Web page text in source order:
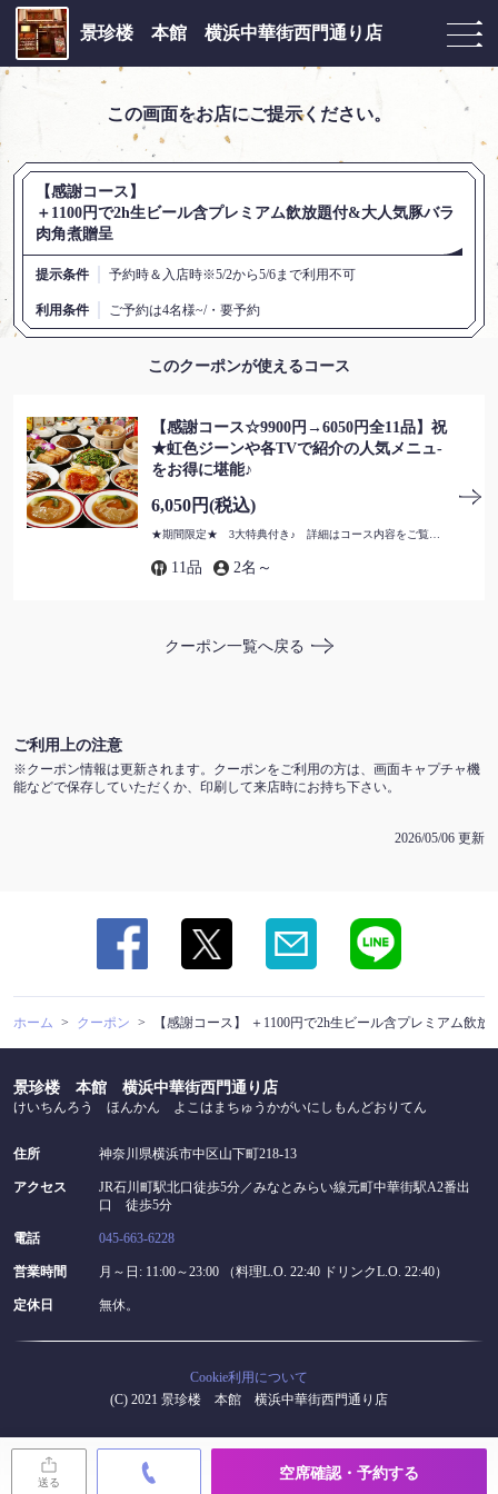
景珍楼 本館 横浜中華街西門通り店
この画面をお店にご提示ください。
【感謝コース】
＋1100円で2h生ビール含プレミアム飲放題付&大人気豚バラ
肉角煮贈呈
提示条件 予約時＆入店時※5/2から5/6まで利用不可
利用条件 ご予約は4名様~/・要予約
このクーポンが使えるコース
【感謝コース☆9900円→6050円全11品】祝
★虹色ジーンや各TVで紹介の人気メニュ-
をお得に堪能♪
6,050円(税込)
11品 2名～
クーポン一覧へ戻る
ご利用上の注意
クーポン情報は更新されます。クーポンをご利用の方は、画面キャプチャ機
能などで保存していただくか、印刷して来店時にお持ち下さい。
2026/05/06 更新
ホーム クーポン 【感謝コース】 ＋1100円で2h生ビール含プレミアム飲
景珍楼 本館 横浜中華街西門通り店
けいちんろう ほんかん よこはまちゅうかがいにしもんどおりてん
住所 神奈川県横浜市中区山下町218-13
アクセス
JR石川町駅北口徒歩5分／みなとみらい線元町中華街駅A2番出
口 徒歩5分
電話 045-663-6228
営業時間 月～日: 11:00～23:00 （料理L.O. 22:40 ドリンクL.O. 22:40）
定休日 無休。
Cookie利用について
(C) 2021 景珍楼 本館 横浜中華街西門通り店
この店舗情報をシェアする
【感謝コース】 ＋1100円で2h生ビール含プレミアム飲放題
付&大人気豚バラ肉角煮贈呈 | 景珍楼 本館 横浜中華街西
https://keichinrouhonkan.owst.jp/coupons/125949041
お店情報をコピー
閉じる
送る
空席確認・予約する